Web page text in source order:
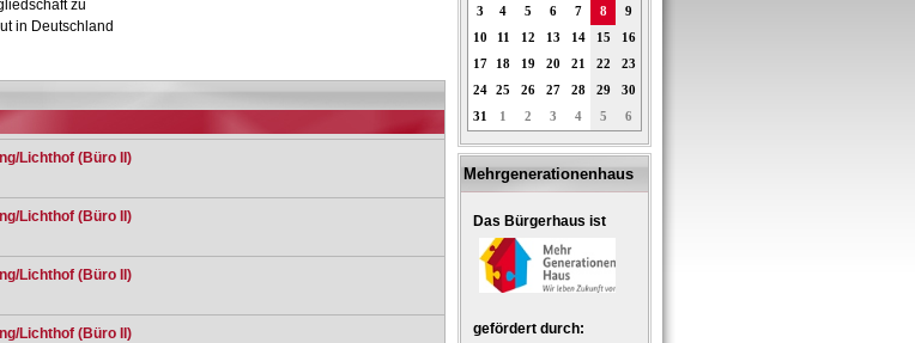
zu
in Deutschland
Lichthof (Büro II)
Lichthof (Büro II)
Lichthof (Büro II)
Lichthof (Büro II)
3
4 5 6 7 8
9
10
11 12 13 14 15
16
17
18 19 20 21 22
23
24
25 26 27 28 29
30
31
1 2 3 4 5 6
Mehrgenerationenhaus
Das Bürgerhaus ist
gefördert durch: